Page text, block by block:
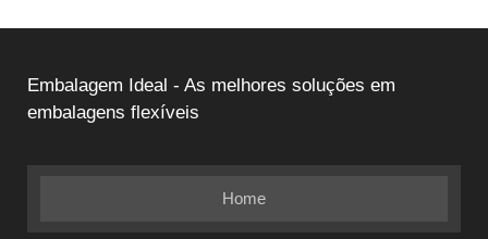
Embalagem Ideal - As melhores soluções em
embalagens flexíveis
Home